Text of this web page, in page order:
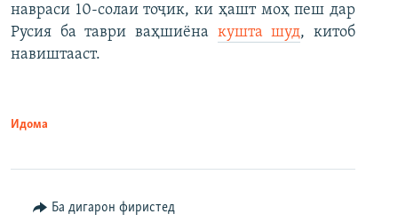
навраси 10-солаи тоҷик, ки ҳашт моҳ пеш дар
Русия ба таври ваҳшиёна кушта шуд, китоб
навиштааст.
Идома
Ба дигарон фиристед